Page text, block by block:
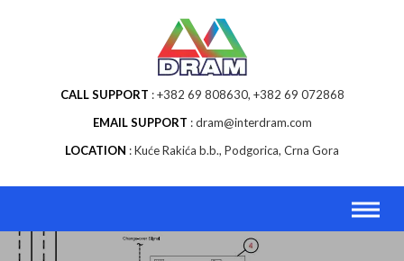
CALL SUPPORT
+382 69 808630, +382 69 072868
EMAIL SUPPORT
dram@interdram.com
LOCATION
Kuće Rakića b.b., Podgorica, Crna Gora